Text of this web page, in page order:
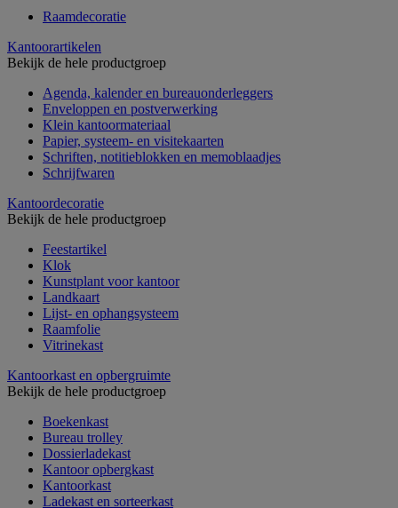
Raamdecoratie
Kantoorartikelen
Bekijk de hele productgroep
Agenda, kalender en bureauonderleggers
Enveloppen en postverwerking
Klein kantoormateriaal
Papier, systeem- en visitekaarten
Schriften, notitieblokken en memoblaadjes
Schrijfwaren
Kantoordecoratie
Bekijk de hele productgroep
Feestartikel
Klok
Kunstplant voor kantoor
Landkaart
Lijst- en ophangsysteem
Raamfolie
Vitrinekast
Kantoorkast en opbergruimte
Bekijk de hele productgroep
Boekenkast
Bureau trolley
Dossierladekast
Kantoor opbergkast
Kantoorkast
Ladekast en sorteerkast